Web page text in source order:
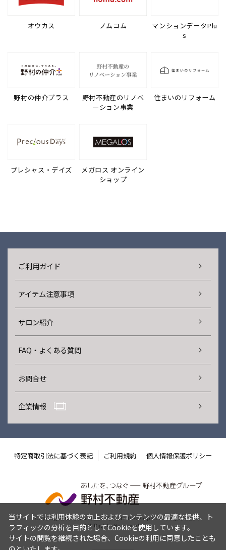
オウカス ノムコム
マンションデータPlu
s
野村の仲介プラス
野村不動産のリノベ
ーション事業
住まいのリフォーム
プレシャス・デイズ
メガロス オンライン
ショップ
ご利用ガイド
アイテム注意事項
サロン紹介
FAQ・よくある質問
お問合せ
企業情報
特定商取引法に基づく表記 ご利用規約 個人情報保護ポリシー
Copyright © Nomura Real Estate Development Co., Ltd.
All Rights Reserved.
当サイトでは利用体験の向上およびコンテンツの最適な提供、ト
ラフィックの分析を目的としてCookieを使用しています。
サイトの閲覧を継続された場合、Cookieの利用に同意したことも